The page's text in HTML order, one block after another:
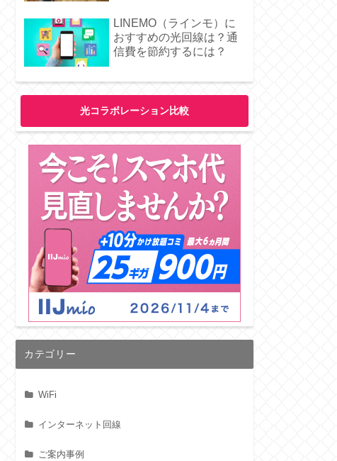
LINEMO（ラインモ）に
おすすめの光回線は？通
信費を節約するには？
光コラボレーション比較
カテゴリー
WiFi
インターネット回線
ご案内事例